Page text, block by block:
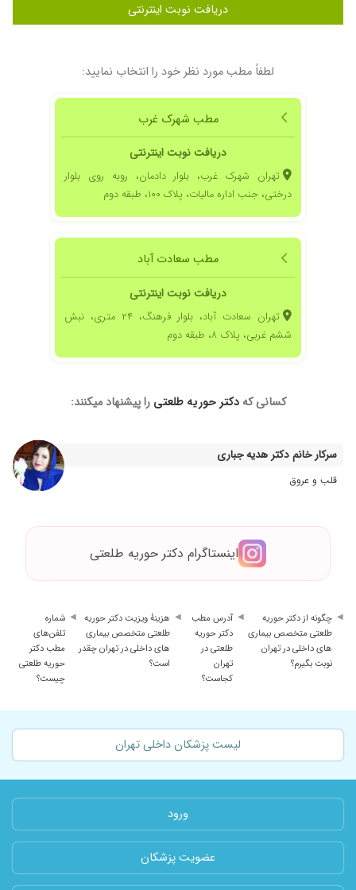
دریافت نوبت اینترنتی
لطفاً مطب مورد نظر خود را انتخاب نمایید:
مطب شهرک غرب
دریافت نوبت اینترنتی
تهران شهرک غرب، بلوار دادمان، روبه روی بلوار
درختی، جنب اداره مالیات، پلاک ۱۰۰، طبقه دوم
مطب سعادت آباد
دریافت نوبت اینترنتی
تهران سعادت آباد، بلوار فرهنگ، ۲۴ متری، نبش
ششم غربی، پلاک ۸، طبقه دوم
کسانی کهدکتر حوریه طلعتی را پیشنهاد میکنند:
سرکار خانم دکتر هدیه جباری
قلب و عروق
اینستاگرام دکتر حوریه طلعتی
چگونه از دکتر حوریه
طلعتی متخصص بیماری
های داخلی در تهران
نوبت بگیرم؟
آدرس مطب
دکتر حوریه
طلعتی در
تهران
کجاست؟
هزینهٔ ویزیت دکتر حوریه
طلعتی متخصص بیماری
های داخلی در تهران چقدر
است؟
شماره
تلفن‌های
مطب دکتر
حوریه طلعتی
چیست؟
لیست پزشکان داخلی تهران
ورود
عضویت پزشکان